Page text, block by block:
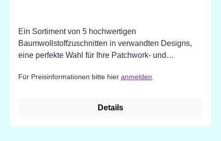
Ein Sortiment von 5 hochwertigen
Baumwollstoffzuschnitten in verwandten Designs,
eine perfekte Wahl für Ihre Patchwork- und
England
Für Preisinformationen bitte hier anmelden
Details